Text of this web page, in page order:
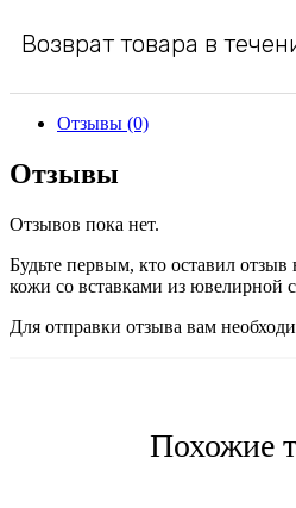
Возврат товара в
Отзывы (0)
Отзывы
Отзывов пока нет.
Будьте первым, кто оставил
кожи со вставками из ювелирной
Для отправки отзыва вам
Похожие